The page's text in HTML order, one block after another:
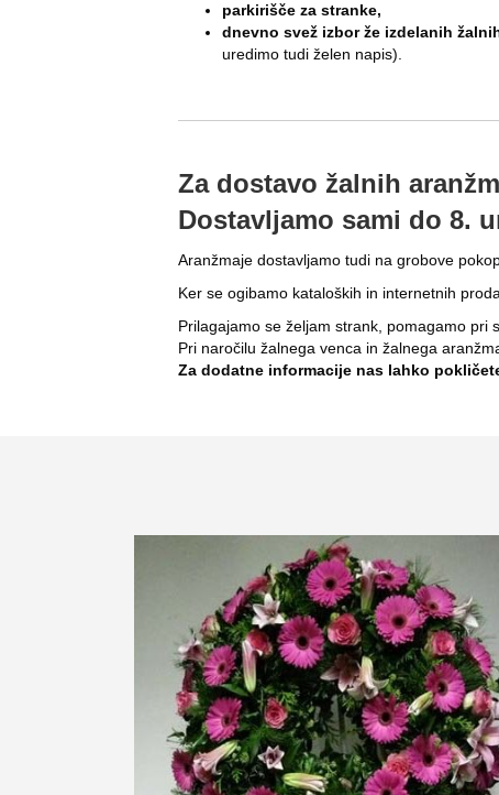
parkirišče za stranke,
dnevno svež izbor že izdelanih
uredimo tudi želen napis).
Za dostavo žalnih
Dostavljamo sami do 8.
Aranžmaje dostavljamo tudi na grobove
Ker se ogibamo kataloških in internetnih
Prilagajamo se željam strank, pomagamo pri
Pri naročilu žalnega venca in žalnega
Za dodatne informacije nas lahko